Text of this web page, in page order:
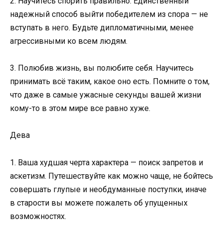
надежный способ выйти победителем из спора — не
вступать в него. Будьте дипломатичными, менее
агрессивными ко всем людям.
3. Полюбив жизнь, вы полюбите себя. Научитесь
принимать всё таким, какое оно есть. Помните о том,
что даже в самые ужасные секунды вашей жизни
кому-то в этом мире все равно хуже.
Дева
1. Ваша худшая черта характера — поиск запретов и
аскетизм. Путешествуйте как можно чаще, не бойтесь
совершать глупые и необдуманные поступки, иначе
в старости вы можете пожалеть об упущенных
возможностях.